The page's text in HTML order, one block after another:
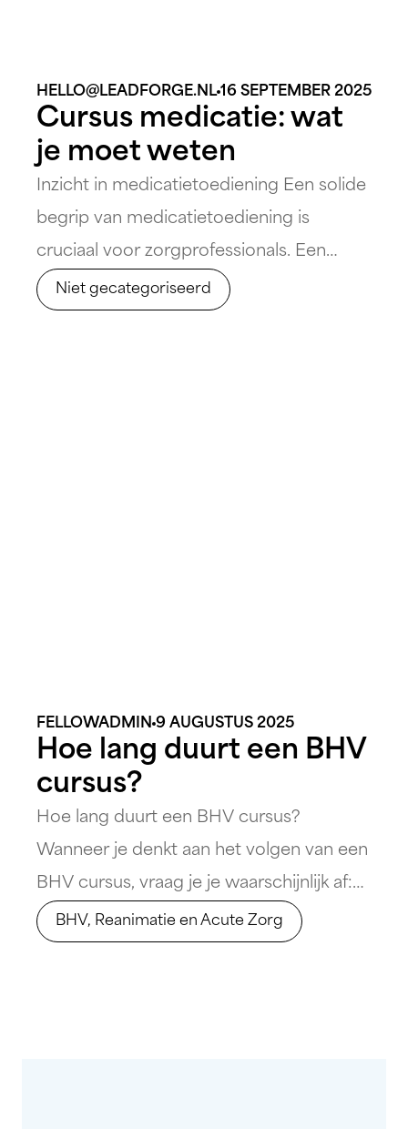
HELLO@LEADFORGE.NL 16 SEPTEMBER 2025
Cursus medicatie: wat
je moet weten
Inzicht in medicatietoediening Een solide
begrip van medicatietoediening is
cruciaal voor zorgprofessionals. Een
cursus medicatie vormt een belangrijk
Niet gecategoriseerd
FELLOWADMIN 9 AUGUSTUS 2025
Hoe lang duurt een BHV
cursus?
Hoe lang duurt een BHV cursus?
Wanneer je denkt aan het volgen van een
BHV cursus, vraag je je waarschijnlijk af:
&#8220;Hoe lang duurt een BHV cursus?
BHV, Reanimatie en Acute Zorg